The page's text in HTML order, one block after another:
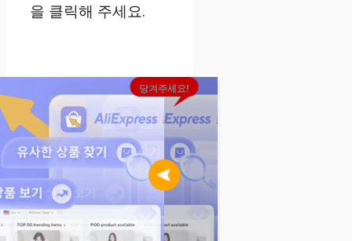
을 클릭해 주세요.
당겨주세요!